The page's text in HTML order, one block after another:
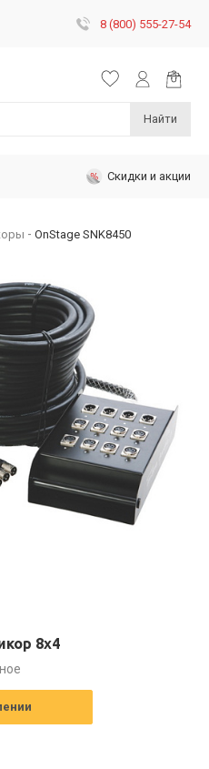
8 (800) 555-27-54
Найти
Скидки и акции
OnStage SNK8450
8х4